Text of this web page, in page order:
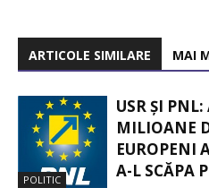
ARTICOLE SIMILARE MAI
POLITIC
USR ȘI
MILIOANE
EUROPENI
A-L SCĂPA